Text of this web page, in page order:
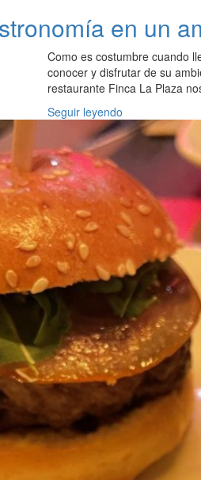
en un
Como es costumbre cuando
conocer y disfrutar de su
restaurante Finca La Plaza
Seguir leyendo